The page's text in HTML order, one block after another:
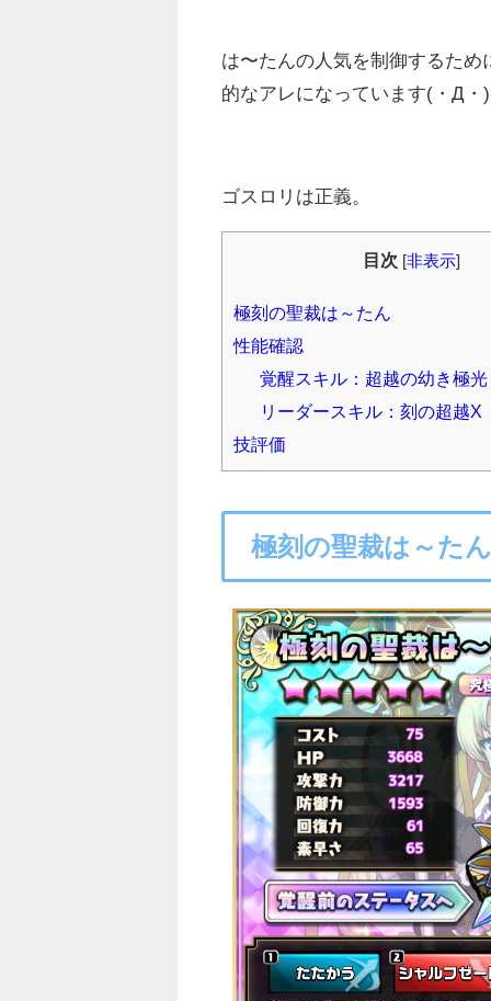
は〜たんの人気を制御するた
的なアレになっています(・Д・)
ゴスロリは正義。
目次 非表示]
極刻の聖裁は～たん
性能確認
覚醒スキル：超越の幼き極光
リーダースキル：刻の超越X
技評価
極刻の聖裁は～たん